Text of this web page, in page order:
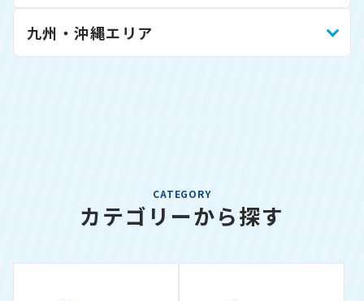
九州・沖縄エリア
CATEGORY
カテゴリーから探す